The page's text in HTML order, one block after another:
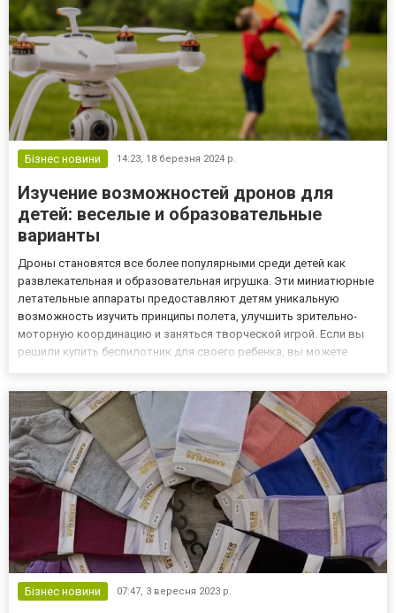
Бізнес новини 14:23, 18 березня 2024 р.
Изучение возможностей дронов для
детей: веселые и образовательные
варианты
Дроны становятся все более популярными среди детей как
развлекательная и образовательная игрушка. Эти миниатюрные
летательные аппараты предоставляют детям уникальную
возможность изучить принципы полета, улучшить зрительно-
моторную координацию и заняться творческой игрой. Если вы
решили купить беспилотник для своего ребенка, вы можете
авторитетн...
Бізнес новини 07:47, 3 вересня 2023 р.